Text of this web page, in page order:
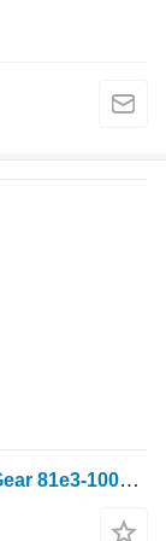
Hyundai Robex 130lc-3 Swing Rotary Gear 81e3-10010 81E3-10010 corona de orientación